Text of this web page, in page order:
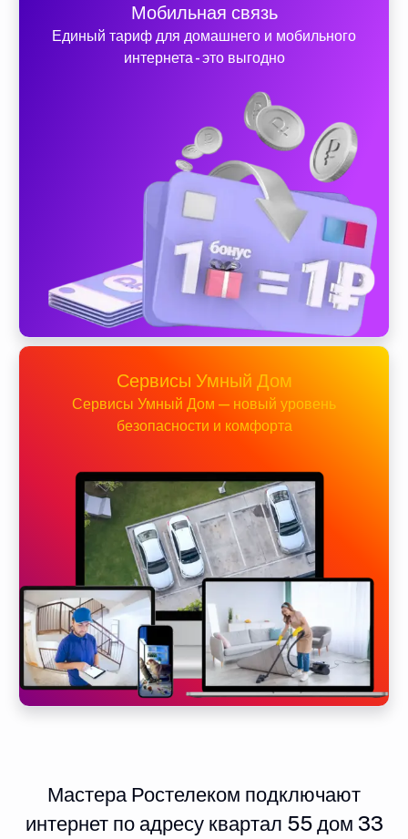
Мобильная связь
Единый тариф для домашнего и мобильного
интернета - это выгодно
Сервисы Умный Дом
Сервисы Умный Дом — новый уровень
безопасности и комфорта
Мастера Ростелеком подключают
интернет по адресу квартал 55 дом 33